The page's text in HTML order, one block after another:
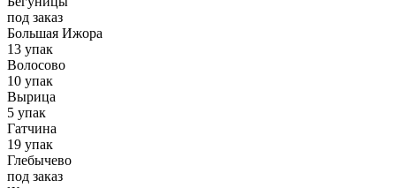
под заказ
Большая Ижора
13 упак
Волосово
10 упак
Вырица
5 упак
Гатчина
19 упак
Глебычево
под заказ